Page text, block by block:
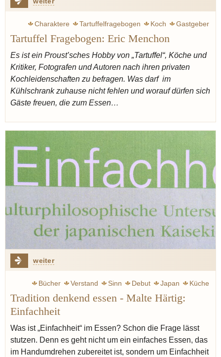
Charaktere Tartuffelfragebogen Koch
Gastgeber
Dekonstrukteur
Tartuffel Fragebogen: Eric Menchon
Es ist ein Proust’sches Hobby von „Tartuffel“, Köche und
Kritiker, Fotografen und Autoren nach ihren privaten
Kochleidenschaften zu befragen. Was darf im
Kühlschrank zuhause nicht fehlen und worauf dürfen sich
Gäste freuen, die zum Essen…
weiter
Bücher Verstand Sinn Debut Japan
Küche
Moderne
Tradition denkend essen - Malte Härtig:
Einfachheit
Was ist „Einfachheit“ im Essen? Schon die Frage lässt
stutzen. Denn es geht nicht um ein einfaches Essen, das
im Handumdrehen zubereitet ist, sondern um Einfachheit